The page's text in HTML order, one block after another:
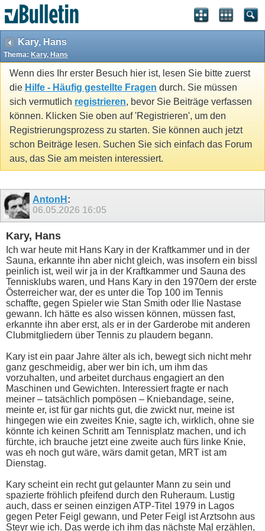
Kary, Hans
Thema: Kary, Hans
Wenn dies Ihr erster Besuch hier ist, lesen Sie bitte zuerst
die Hilfe - Häufig gestellte Fragen durch. Sie müssen
sich vermutlich registrieren, bevor Sie Beiträge verfassen
können. Klicken Sie oben auf 'Registrieren', um den
Registrierungsprozess zu starten. Sie können auch jetzt
schon Beiträge lesen. Suchen Sie sich einfach das Forum
aus, das Sie am meisten interessiert.
AntonH :
06.05.2026 16:05
Kary, Hans
Ich war heute mit Hans Kary in der Kraftkammer und in der
Sauna, erkannte ihn aber nicht gleich, was insofern ein bissl
peinlich ist, weil wir ja in der Kraftkammer und Sauna des
Tennisklubs waren, und Hans Kary in den 1970ern der erste
Österreicher war, der es unter die Top 100 im Tennis
schaffte, gegen Spieler wie Stan Smith oder Ilie Nastase
gewann. Ich hätte es also wissen können, müssen fast,
erkannte ihn aber erst, als er in der Garderobe mit anderen
Clubmitgliedern über Tennis zu plaudern begann.
Kary ist ein paar Jahre älter als ich, bewegt sich nicht mehr
ganz geschmeidig, aber wer bin ich, um ihm das
vorzuhalten, und arbeitet durchaus engagiert an den
Maschinen und Gewichten. Interessiert fragte er nach
meiner – tatsächlich pompösen – Kniebandage, seine,
meinte er, ist für gar nichts gut, die zwickt nur, meine ist
hingegen wie ein zweites Knie, sagte ich, wirklich, ohne sie
könnte ich keinen Schritt am Tennisplatz machen, und ich
fürchte, ich brauche jetzt eine zweite auch fürs linke Knie,
was eh noch gut wäre, wärs damit getan, MRT ist am
Dienstag.
Kary scheint ein recht gut gelaunter Mann zu sein und
spazierte fröhlich pfeifend durch den Ruheraum. Lustig
auch, dass er seinen einzigen ATP-Titel 1979 in Lagos
gegen Peter Feigl gewann, und Peter Feigl ist Arztsohn aus
Steyr wie ich. Das werde ich ihm das nächste Mal erzählen,